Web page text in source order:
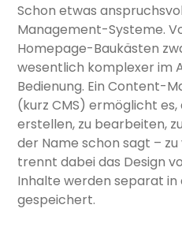
Schon etwas
Management-Systeme.
Homepage-Baukästen
wesentlich komplexer im
Bedienung. Ein Content-
(kurz CMS) ermöglicht
erstellen, zu bearbeiten,
der Name schon sagt –
trennt dabei das Design
Inhalte werden separat
gespeichert.